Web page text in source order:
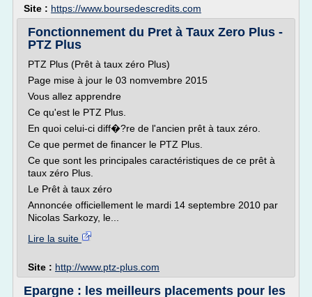
Site : https://www.boursedescredits.com
Fonctionnement du Pret à Taux Zero Plus -
PTZ Plus
PTZ Plus (Prêt à taux zéro Plus)
Page mise à jour le 03 nomvembre 2015
Vous allez apprendre
Ce qu'est le PTZ Plus.
En quoi celui-ci diff�?re de l'ancien prêt à taux zéro.
Ce que permet de financer le PTZ Plus.
Ce que sont les principales caractéristiques de ce prêt à
taux zéro Plus.
Le Prêt à taux zéro
Annoncée officiellement le mardi 14 septembre 2010 par
Nicolas Sarkozy, le...
Lire la suite
Site : http://www.ptz-plus.com
Epargne : les meilleurs placements pour les